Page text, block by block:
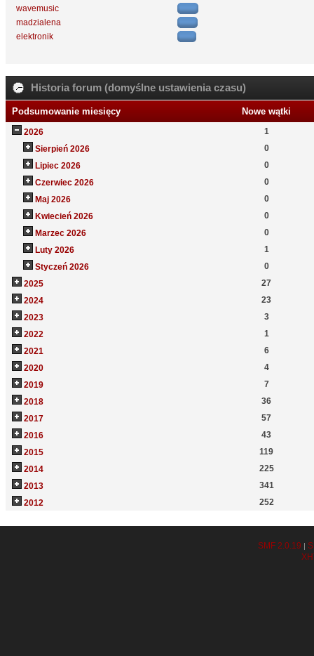
wavemusic
madzialena
elektronik
Historia forum (domyślne ustawienia czasu)
Podsumowanie miesięcy Nowe wątki
2026
1
Sierpień 2026
0
Lipiec 2026
0
Czerwiec 2026
0
Maj 2026
0
Kwiecień 2026
0
Marzec 2026
0
Luty 2026
1
Styczeń 2026
0
2025
27
2024
23
2023
3
2022
1
2021
6
2020
4
2019
7
2018
36
2017
57
2016
43
2015
119
2014
225
2013
341
2012
252
SMF 2.0.19